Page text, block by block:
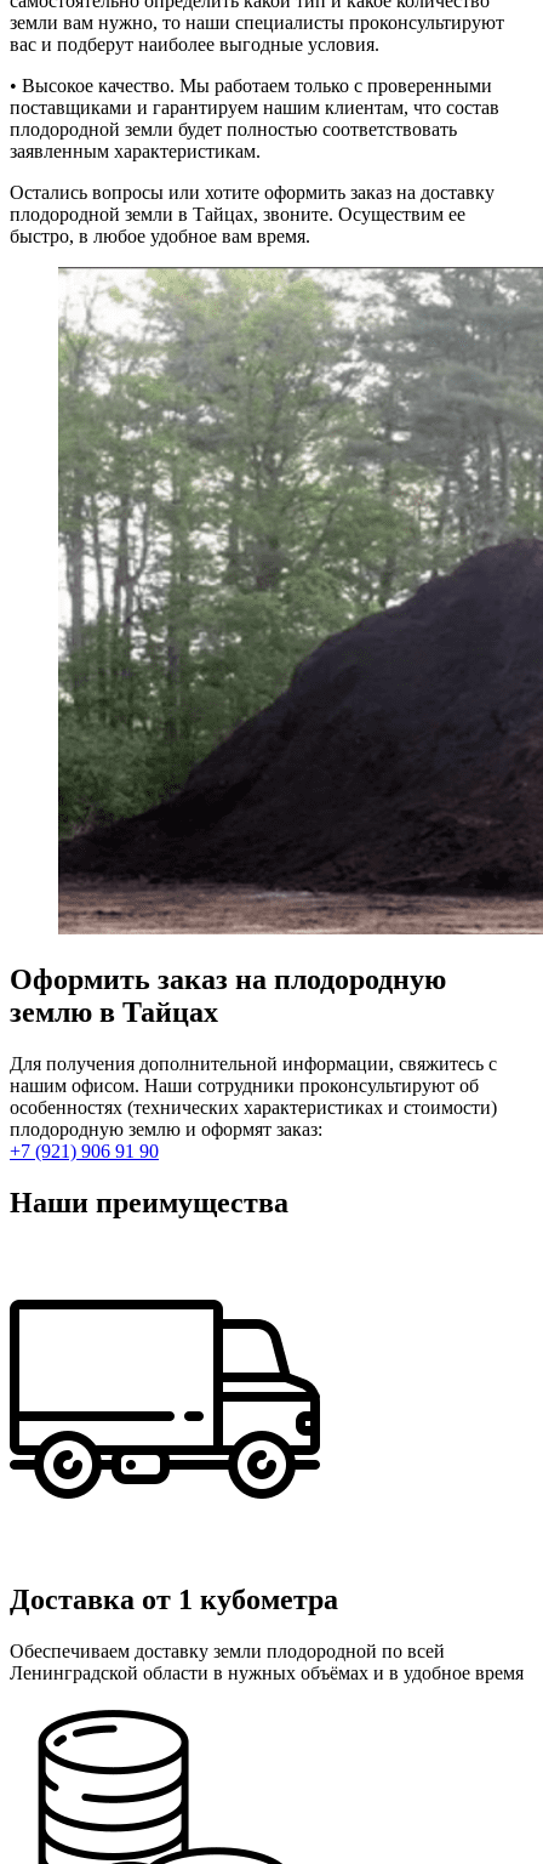
земли вам нужно, то наши специалисты проконсультируют
вас и подберут наиболее выгодные условия.
• Высокое качество. Мы работаем только с проверенными
поставщиками и гарантируем нашим клиентам, что состав
плодородной земли будет полностью соответствовать
заявленным характеристикам.
Остались вопросы или хотите оформить заказ на доставку
плодородной земли в Тайцах, звоните. Осуществим ее
быстро, в любое удобное вам время.
Оформить заказ на плодородную
землю в Тайцах
Для получения дополнительной информации, свяжитесь с
нашим офисом. Наши сотрудники проконсультируют об
особенностях (технических характеристиках и стоимости)
плодородную землю и оформят заказ:
+7 (921) 906 91 90
Наши преимущества
Доставка от 1 кубометра
Обеспечиваем доставку земли плодородной по всей
Ленинградской области в нужных объёмах и в удобное время